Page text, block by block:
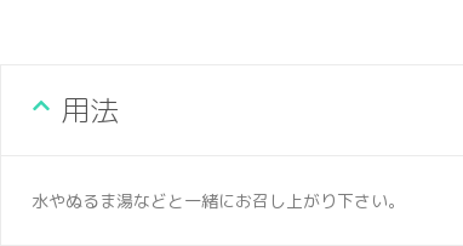
用法
水やぬるま湯などと一緒にお召し上がり下さい。